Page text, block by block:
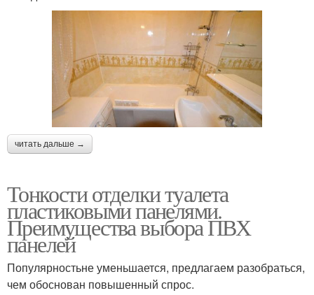
читать дальше →
Тонкости отделки туалета
пластиковыми панелями.
Преимущества выбора ПВХ
панелей
Популярностьне уменьшается, предлагаем разобраться,
чем обоснован повышенный спрос.